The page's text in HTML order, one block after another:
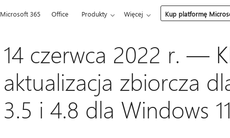
Microsoft 365 Office Produkty Więcej Kup platformę
14 czerwca 2022 r. —
aktualizacja zbiorcza
3.5 i 4.8 dla Windows 11